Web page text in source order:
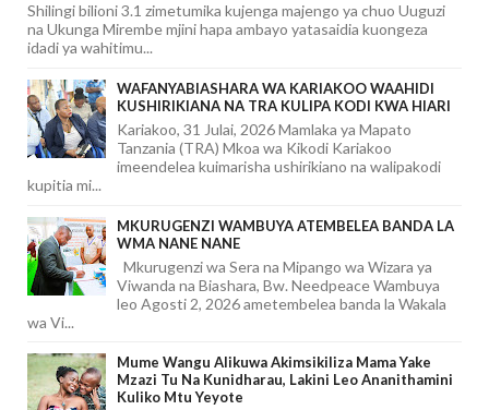
Shilingi bilioni 3.1 zimetumika kujenga majengo ya chuo Uuguzi
na Ukunga Mirembe mjini hapa ambayo yatasaidia kuongeza
idadi ya wahitimu...
WAFANYABIASHARA WA KARIAKOO WAAHIDI
KUSHIRIKIANA NA TRA KULIPA KODI KWA HIARI
Kariakoo, 31 Julai, 2026 Mamlaka ya Mapato
Tanzania (TRA) Mkoa wa Kikodi Kariakoo
imeendelea kuimarisha ushirikiano na walipakodi
kupitia mi...
MKURUGENZI WAMBUYA ATEMBELEA BANDA LA
WMA NANE NANE
Mkurugenzi wa Sera na Mipango wa Wizara ya
Viwanda na Biashara, Bw. Needpeace Wambuya
leo Agosti 2, 2026 ametembelea banda la Wakala
wa Vi...
Mume Wangu Alikuwa Akimsikiliza Mama Yake
Mzazi Tu Na Kunidharau, Lakini Leo Ananithamini
Kuliko Mtu Yeyote